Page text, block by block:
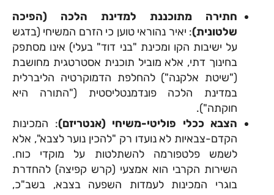
חתירה מתוכננת למדינת הלכה (הפיכה
שלטונית): יאיר נהוראי טוען כי הזרם המשיחי (בדגש
על ישיבות הקו ומכינת "בני דוד" בעלי) אינו מסתפק
בחינוך דתי, אלא מוביל תוכנית אסטרטגית מחושבת
("שיטת אלקנה") להחלפת הדמוקרטיה הליברלית
במדינת הלכה פונדמנטליסטית ("התורה היא
חוקתה").
הצבא ככלי פוליטי-משיחי (אנטריזם): המכינות
הקדם-צבאיות לא נועדו רק "להכין נוער לצבא", אלא
לשמש פלטפורמה להשתלטות על מוקדי כוח.
השירות הקרבי הוא אמצעי (קרש קפיצה) להחדרת
בוגרי המכינות לעמדות השפעה בצבא, בשב"כ,